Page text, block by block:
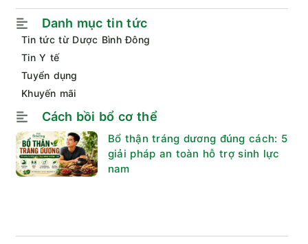
Danh mục tin tức
Tin tức từ Dược Bình Đông
Tin Y tế
Tuyển dụng
Khuyến mãi
Cách bồi bổ cơ thể
Bổ thận tráng dương đúng cách: 5
giải pháp an toàn hỗ trợ sinh lực
nam